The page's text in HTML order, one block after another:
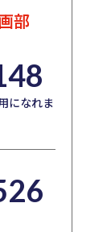
部
になれま